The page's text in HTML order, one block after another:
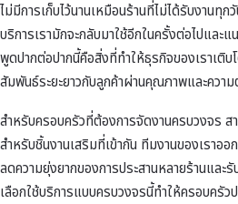
ไม่มีการเก็บไว้นานเหมือนร้านที่ไม่ได้รับงานทุ
บริการเรามักจะกลับมาใช้อีกในครั้งต่อไปและ
พูดปากต่อปากนี้คือสิ่งที่ทำให้ธุรกิจของเราเติบ
สัมพันธ์ระยะยาวกับลูกค้าผ่านคุณภาพและความ
สำหรับครอบครัวที่ต้องการจัดงานครบวงจร ส
สำหรับชิ้นงานเสริมที่เข้ากัน ทีมงานของเราอ
ลดความยุ่งยากของการประสานหลายร้านและ
เลือกใช้บริการแบบครบวงจรนี้ทำให้ครอบครัว